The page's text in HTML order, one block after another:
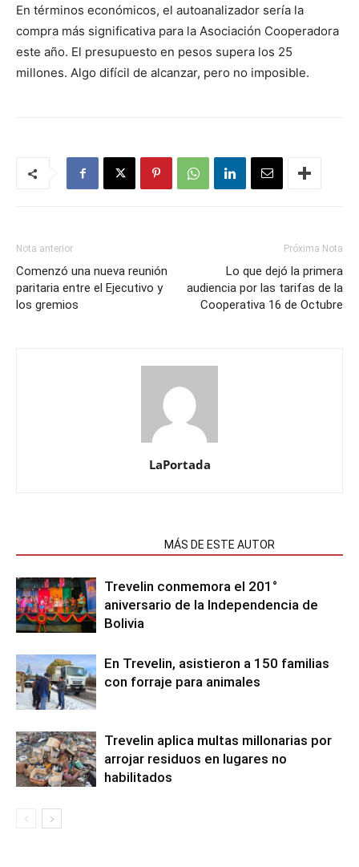
En términos económicos, el autoanalizador sería la
compra más significativa para la Asociación Cooperadora
este año. El presupuesto en pesos supera los 25
millones. Algo difícil de alcanzar, pero no imposible.
Nota anterior
Comenzó una nueva reunión
paritaria entre el Ejecutivo y
los gremios
Próxima Nota
Lo que dejó la primera
audiencia por las tarifas de la
Cooperativa 16 de Octubre
LaPortada
MÁS DE ESTE AUTOR
Trevelin conmemora el 201°
aniversario de la Independencia de
Bolivia
En Trevelin, asistieron a 150 familias
con forraje para animales
Trevelin aplica multas millonarias por
arrojar residuos en lugares no
habilitados